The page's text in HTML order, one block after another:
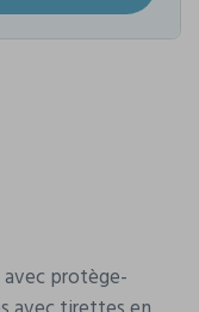
protège-